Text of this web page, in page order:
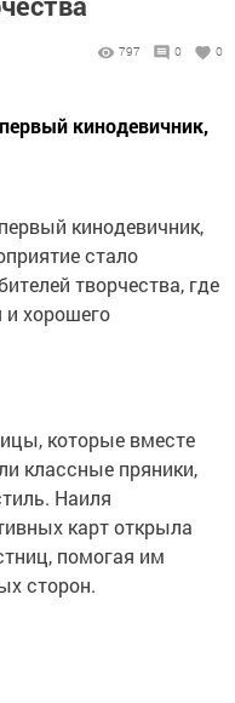
797 0 0
кинодевичник,
кинодевичник,
стало
творчества, где
хорошего
которые вместе
классные пряники,
Наиля
карт открыла
помогая им
сторон.